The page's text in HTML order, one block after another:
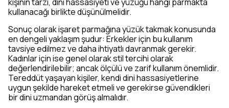
kullanacağı birlikte düşünülmelidir.
Sonuç olarak işaret parmağına yüzük takmak konusunda
en dengeli yaklaşım şudur: Erkekler için bu kullanım
tavsiye edilmez ve daha ihtiyatlı davranmak gerekir.
Kadınlar için ise genel olarak stil tercihi olarak
değerlendirilebilir; ancak ölçülü ve zarif kullanım önemlidir.
Tereddüt yaşayan kişiler, kendi dini hassasiyetlerine
uygun şekilde hareket etmeli ve gerekirse güvendikleri
bir dini uzmandan görüş almalıdır.